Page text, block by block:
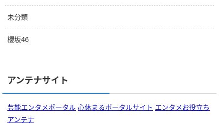
未分類
櫻坂46
アンテナサイト
芸能エンタメポータル 心休まるポータルサイト エンタメお役立ち
アンテナ